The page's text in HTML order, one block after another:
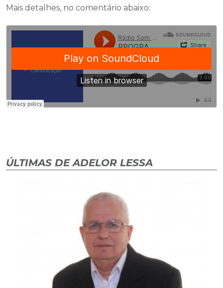
Mais detalhes, no comentário abaixo:
ÚLTIMAS DE ADELOR LESSA